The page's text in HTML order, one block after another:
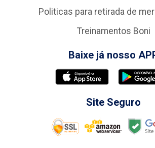
Politicas para retirada de
Treinamentos Boni
Baixe já nosso
Site Seguro